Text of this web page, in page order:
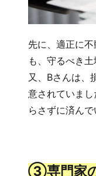
先に、適正に
も、守るべき
又、Bさんは、
意されていま
らさずに済んで
③専門家